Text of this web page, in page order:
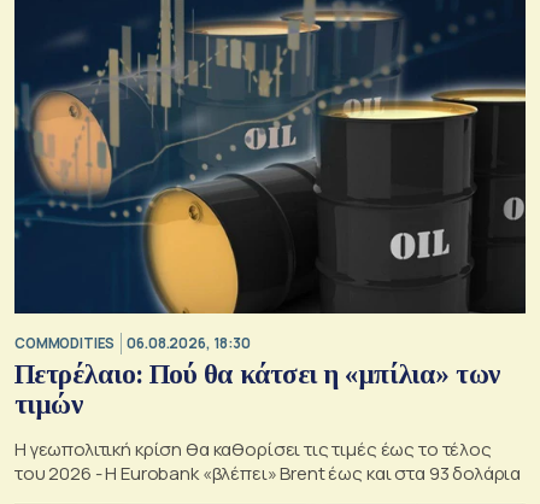
COMMODITIES 06.08.2026, 18:30
Πετρέλαιο: Πού θα κάτσει η «μπίλια» των
τιμών
Η γεωπολιτική κρίση θα καθορίσει τις τιμές έως το τέλος
του 2026 - Η Eurobank «βλέπει» Brent έως και στα 93 δολάρια